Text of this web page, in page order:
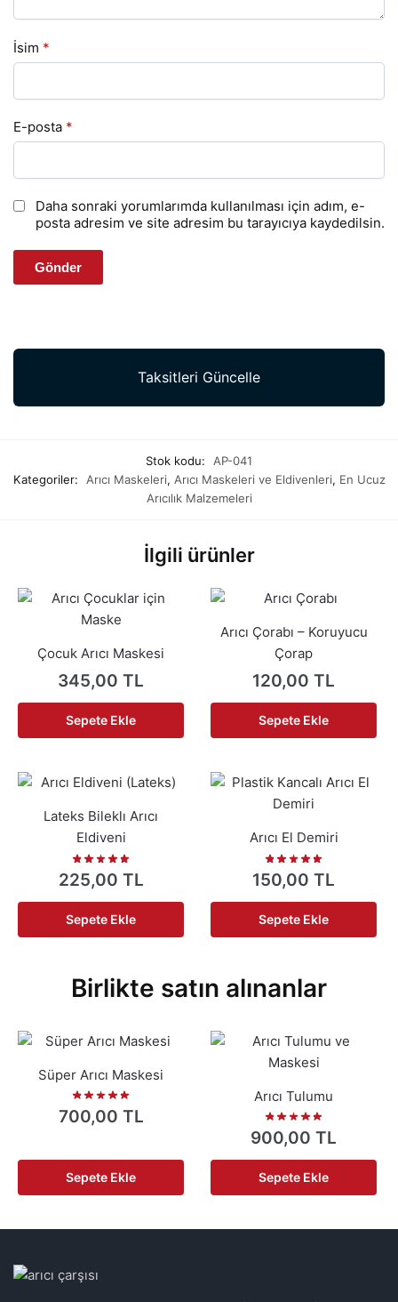
İsim *
E-posta *
Daha sonraki yorumlarımda kullanılması için adım, e-
posta adresim ve site adresim bu tarayıcıya kaydedilsin.
Taksitleri Güncelle
Stok kodu:
AP-041
Kategoriler:
Arıcı Maskeleri, Arıcı Maskeleri ve Eldivenleri, En Ucuz
Arıcılık Malzemeleri
İlgili ürünler
Çocuk Arıcı Maskesi
345,00TL
Sepete Ekle
Arıcı Çorabı – Koruyucu
Çorap
120,00TL
Sepete Ekle
Lateks Bileklı Arıcı
Eldiveni
225,00 TL
Sepete Ekle
Arıcı El Demiri
150,00TL
Sepete Ekle
Birlikte satın alınanlar
Süper Arıcı Maskesi
700,00 TL
Sepete Ekle
Arıcı Tulumu
900,00TL
Sepete Ekle